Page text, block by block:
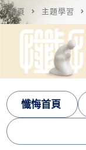
首頁 主題學習
懺悔首頁